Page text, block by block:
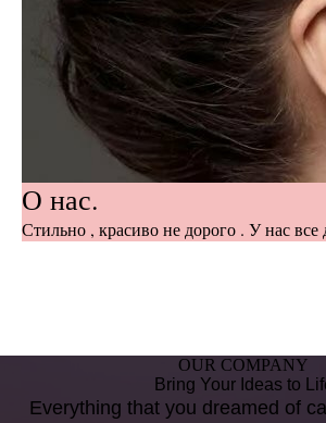
О нас.
Стильно , красиво не дорого . У нас все
OUR COMPANY
Bring Your Ideas to
Everything that you dreamed of